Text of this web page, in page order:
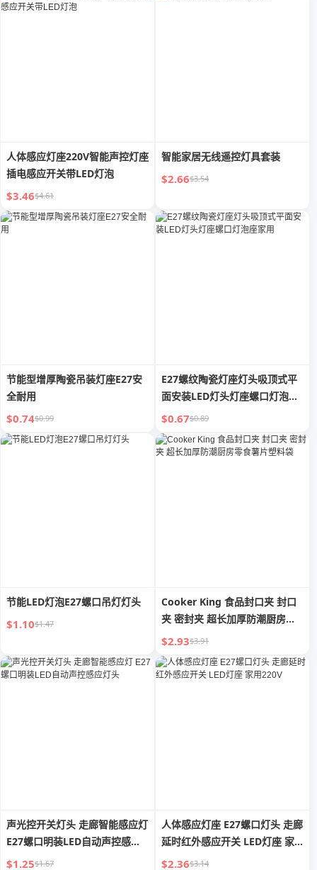
人体感应灯座220V智能声控灯座
插电感应开关带LED灯泡
$3.46$4.61
智能家居无线遥控灯具套装
$2.66$3.54
节能型增厚陶瓷吊装灯座E27安
全耐用
$0.74$0.99
E27螺纹陶瓷灯座灯头吸顶式平
面安装LED灯头灯座螺口灯泡座
家用
$0.67$0.89
节能LED灯泡E27螺口吊灯灯头
$1.10$1.47
Cooker King 食品封口夹 封口
夹 密封夹 超长加厚防潮厨房零
食薯片塑料袋
$2.93$3.91
声光控开关灯头 走廊智能感应灯
E27螺口明装LED自动声控感应
灯头
$1.25$1.67
人体感应灯座 E27螺口灯头 走廊
延时红外感应开关 LED灯座 家
用220V
$2.36$3.14